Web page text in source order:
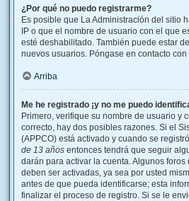
¿Por qué no puedo registrarme?
Es posible que La Administración del sitio
IP o que el nombre de usuario con el que
esté deshabilitado. También puede estar
nuevos usuarios. Póngase en contacto
Arriba
Me he registrado ¡y no me puedo
Primero, verifique su nombre de usuario y
correcto, hay dos posibles razones. Si el
(APPCO) está activado y cuando se
de 13 años entonces tendrá que seguir
darán para activar la cuenta. Algunos
deben ser activadas, ya sea por usted
antes de que pueda identificarse; esta
finalizar el proceso de registro. Si se le